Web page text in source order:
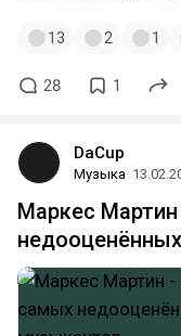
13 2 1
28 1
DaCup
Музыка
Маркес